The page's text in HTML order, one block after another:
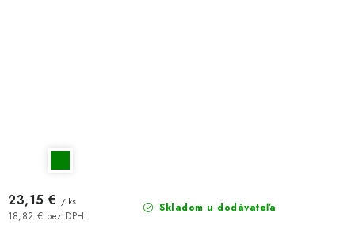
Skladom u dodávateľa
18,82 € bez DPH
23,15 € / ks